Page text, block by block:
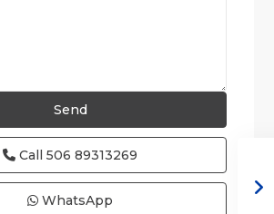
Call 506 89313269
WhatsApp